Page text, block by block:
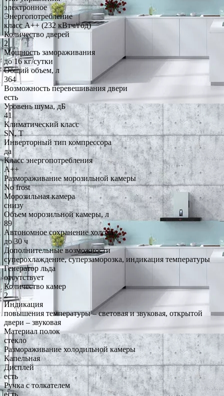
электронное
Энергопотребление
класс A++ (232 кВтч/год)
Количество дверей
2
Мощность замораживания
до 16 кг/cутки
Общий объем, л
364
Возможность перевешивания двери
есть
Уровень шума, дБ
41
Климатический класс
SN, T
Инверторный тип компрессора
да
Класс энергопотребления
A++
Размораживание морозильной камеры
No frost
Морозильная камера
снизу
Объем морозильной камеры, л
89
Автономное сохранение холода
до 30 ч
Дополнительные возможности
суперохлаждение, суперзаморозка, индикация температуры
Генератор льда
отсутствует
Количество камер
2
Индикация
повышения температуры – световая и звуковая, открытой
двери – звуковая
Материал полок
стекло
Размораживание холодильной камеры
Капельная
Дисплей
есть
Ручка с толкателем
есть